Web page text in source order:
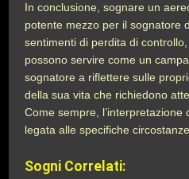
In conclusione, sognare un
potente mezzo per il sognatore
sentimenti di perdita di
possono servire come un
sognatore a riflettere sulle
della sua vita che richiedono
Come sempre, l’interpretazione
legata alle specifiche
Sogni Correlati: